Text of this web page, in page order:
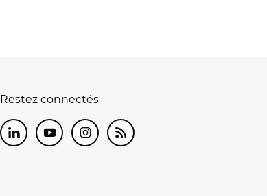
Restez connectés
LinkedInYoutubeInstagram
RSS